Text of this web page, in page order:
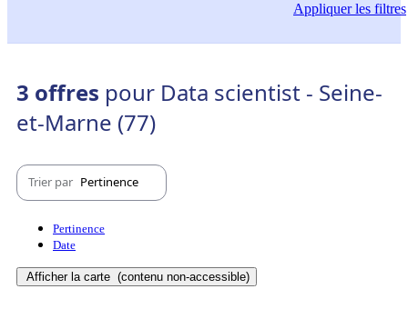
Appliquerles filtres
3 offres pour Data scientist - Seine-
et-Marne (77)
Trier par Pertinence
Pertinence
Date
Afficher la carte (contenu non-accessible)